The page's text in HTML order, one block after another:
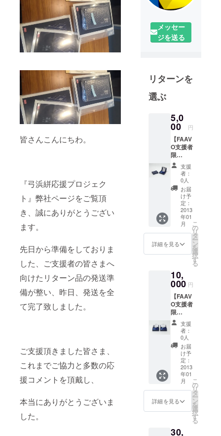
皆さんこんにちわ。
『弓浜絣応援プロジェク
ト』弊社ページをご覧頂
き、誠にありがとうござい
ます。
先日から準備をしておりま
した、ご支援者の皆さまへ
向けたリターン品の発送準
備が整い、昨日、発送を全
て完了致しました。
ご支援頂きました皆さま、
これまでご協力と多数の応
援コメントを頂戴し、
本当にありがとうございま
した。
メッセー
ジを送る
リターンを
選ぶ
5,0
00 円
【FAAV
O支援者
限
定！】
■弓浜絣
×今治タ
オル 2
つ折り
デザイ
ンハン
カチタ
オル
×1ヶ ■
弓濵瑞
織ハン
カチタ
ザイン
クリア
ファイ
ル
×1ヶ ※
現在デ
ザイン
してい
るもの
は未だ
販売さ
れてお
らず、
このク
ラウド
ファン
ディン
入らな
支援
者：
0人
お届
け予
定：
2013
年01
月
詳細を見る
こ
の
リ
タ
ー
ン
を
選
択
す
る
10,
000 円
【FAAV
O支援者
限
定！】
■弓浜絣
×今治タ
オル 2
つ折り
デザイ
ンハン
カチタ
オル
×2ヶ
（「漱
（SOU
）」
「綾
支援
者：
0人
お届
け予
定：
2013
年01
月
詳細を見る
こ
の
リ
タ
ー
ン
を
選
択
す
る
30,